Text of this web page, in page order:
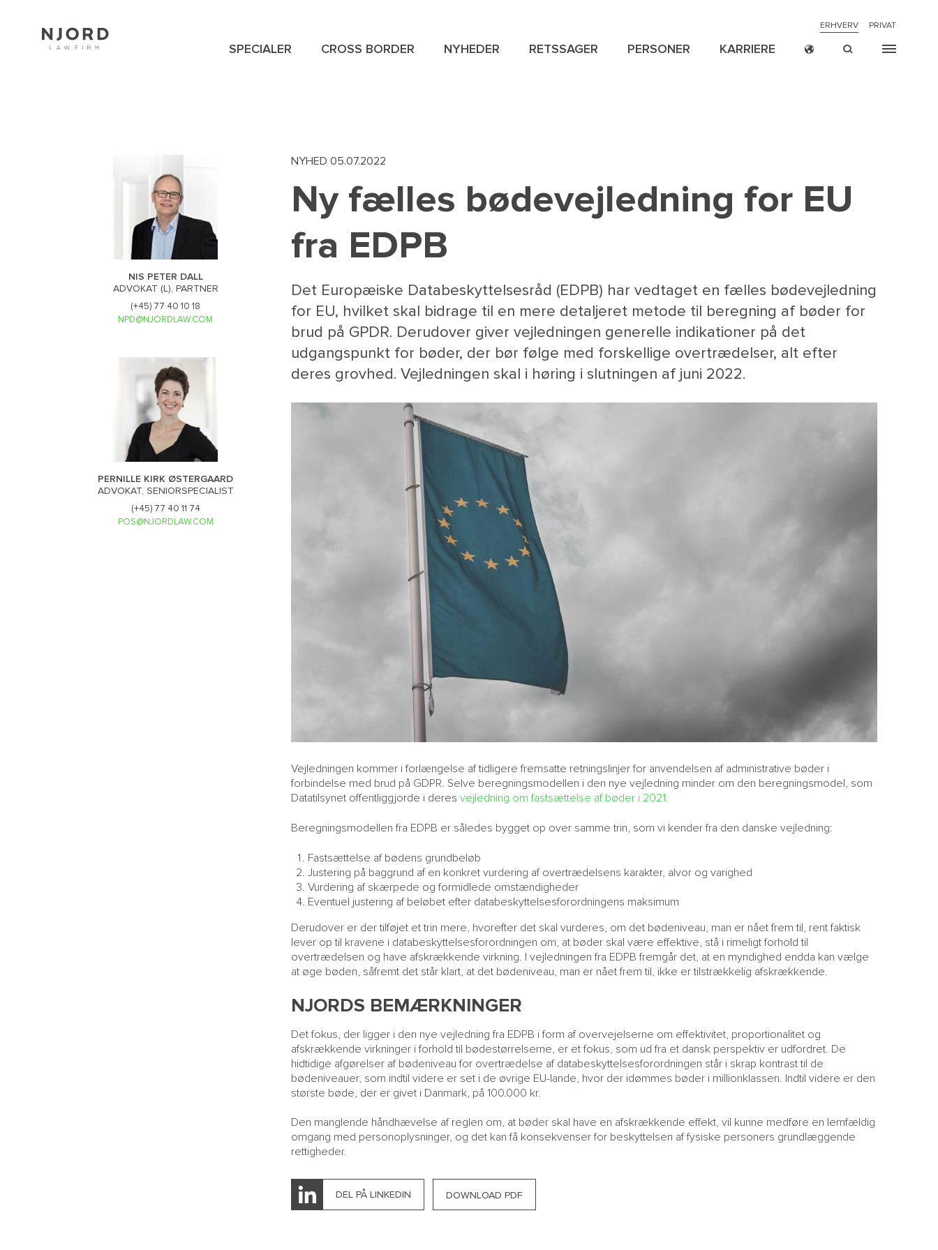
NAVIGATION
TOP
ERHVERV PRIVAT
NAVIGATION
SPECIALER CROSS BORDER NYHEDER RETSSAGER PERSONER KARRIERE
NYHED 05.07.2022
Ny fælles bødevejledning for EU
fra EDPB
Det Europæiske Databeskyttelsesråd (EDPB) har vedtaget en fælles bødevejledning
for EU, hvilket skal bidrage til en mere detaljeret metode til beregning af bøder for
brud på GPDR. Derudover giver vejledningen generelle indikationer på det
udgangspunkt for bøder, der bør følge med forskellige overtrædelser, alt efter
deres grovhed. Vejledningen skal i høring i slutningen af juni 2022.
Vejledningen kommer i forlængelse af tidligere fremsatte retningslinjer for anvendelsen af administrative bøder i
forbindelse med brud på GDPR. Selve beregningsmodellen i den nye vejledning minder om den beregningsmodel, som
Datatilsynet offentliggjorde i deres vejledning om fastsættelse af bøder i 2021.
Beregningsmodellen fra EDPB er således bygget op over samme trin, som vi kender fra den danske vejledning:
Fastsættelse af bødens grundbeløb
Justering på baggrund af en konkret vurdering af overtrædelsens karakter, alvor og varighed
Vurdering af skærpede og formidlede omstændigheder
Eventuel justering af beløbet efter databeskyttelsesforordningens maksimum
Derudover er der tilføjet et trin mere, hvorefter det skal vurderes, om det bødeniveau, man er nået frem til, rent faktisk
lever op til kravene i databeskyttelsesforordningen om, at bøder skal være effektive, stå i rimeligt forhold til
overtrædelsen og have afskrækkende virkning. I vejledningen fra EDPB fremgår det, at en myndighed endda kan vælge
at øge bøden, såfremt det står klart, at det bødeniveau, man er nået frem til, ikke er tilstrækkelig afskrækkende.
NJORDS BEMÆRKNINGER
Det fokus, der ligger i den nye vejledning fra EDPB i form af overvejelserne om effektivitet, proportionalitet og
afskrækkende virkninger i forhold til bødestørrelserne, er et fokus, som ud fra et dansk perspektiv er udfordret. De
hidtidige afgørelser af bødeniveau for overtrædelse af databeskyttelsesforordningen står i skrap kontrast til de
bødeniveauer, som indtil videre er set i de øvrige EU-lande, hvor der idømmes bøder i millionklassen. Indtil videre er den
største bøde, der er givet i Danmark, på 100.000 kr.
Den manglende håndhævelse af reglen om, at bøder skal have en afskrækkende effekt, vil kunne medføre en lemfældig
omgang med personoplysninger, og det kan få konsekvenser for beskyttelsen af fysiske personers grundlæggende
rettigheder.
DEL PÅ LINKEDIN DOWNLOAD PDF
NIS PETER DALL
ADVOKAT (L), PARTNER
(+45) 77 40 10 18
NPD@NJORDLAW.COM
PERNILLE KIRK ØSTERGAARD
ADVOKAT, SENIORSPECIALIST
(+45) 77 40 11 74
POS@NJORDLAW.COM